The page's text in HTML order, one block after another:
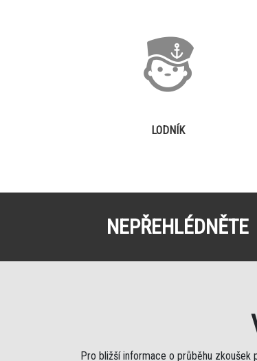
LODNÍK
NEPŘEHLÉDNĚTE
Pro bližší informace o průběhu zkoušek